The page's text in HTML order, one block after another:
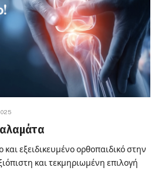
εξειδικευμένο ορθοπαιδικό στην
και τεκμηριωμένη επιλογή